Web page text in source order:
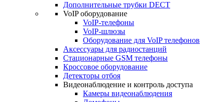
Дополнительные трубки DECT
VoIP оборудование
VoIP-телефоны
VoIP-шлюзы
Оборудование для VoIP телефонов
Аксессуары для радиостанций
Стационарные GSM телефоны
Кроссовое оборудование
Детекторы отбоя
Видеонаблюдение и контроль доступа
Камеры видеонаблюдения